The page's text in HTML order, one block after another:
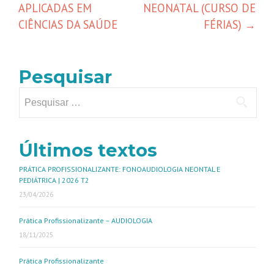
APLICADAS EM
CIÊNCIAS DA SAÚDE
NEONATAL (CURSO DE
FÉRIAS) →
Pesquisar
Últimos textos
PRÁTICA PROFISSIONALIZANTE: FONOAUDIOLOGIA NEONTAL E
PEDIÁTRICA | 2026 T2
23/04/2026
Prática Profissionalizante – AUDIOLOGIA
18/11/2025
Prática Profissionalizante